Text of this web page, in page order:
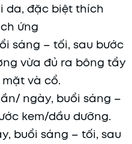
da, đặc biệt thích
ứng
sáng – tối, sau bước
vừa đủ ra bông tẩy
và cổ.
ngày, buổi sáng –
kem/dầu dưỡng.
buổi sáng – tối, sau